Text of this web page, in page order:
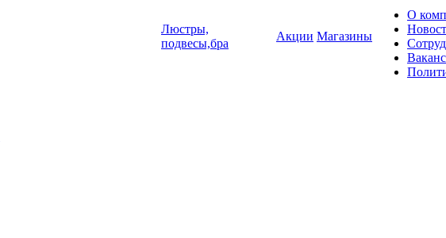
Люстры,
подвесы,бра
Акции Магазины
О